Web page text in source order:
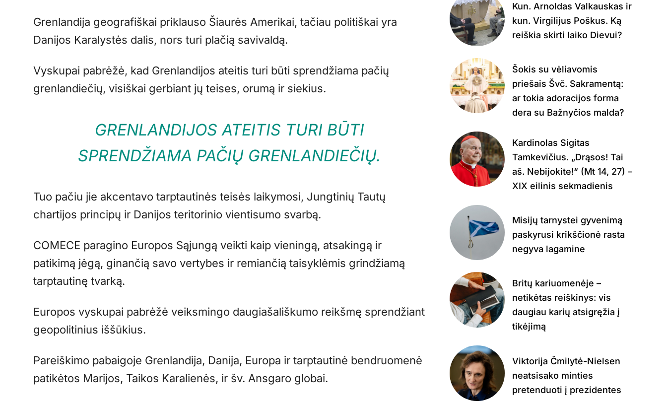
Grenlandija geografiškai priklauso Šiaurės Amerikai, tačiau politiškai yra
Danijos Karalystės dalis, nors turi plačią savivaldą.
Vyskupai pabrėžė, kad Grenlandijos ateitis turi būti sprendžiama pačių
grenlandiečių, visiškai gerbiant jų teises, orumą ir siekius.
GRENLANDIJOS ATEITIS TURI BŪTI
SPRENDŽIAMA PAČIŲ GRENLANDIEČIŲ.
Tuo pačiu jie akcentavo tarptautinės teisės laikymosi, Jungtinių Tautų
chartijos principų ir Danijos teritorinio vientisumo svarbą.
COMECE paragino Europos Sąjungą veikti kaip vieningą, atsakingą ir
patikimą jėgą, ginančią savo vertybes ir remiančią taisyklėmis grindžiamą
tarptautinę tvarką.
Europos vyskupai pabrėžė veiksmingo daugiašališkumo reikšmę sprendžiant
geopolitinius iššūkius.
Pareiškimo pabaigoje Grenlandija, Danija, Europa ir tarptautinė bendruomenė
patikėtos Marijos, Taikos Karalienės, ir šv. Ansgaro globai.
Kun. Arnoldas Valkauskas ir
kun. Virgilijus Poškus. Ką
reiškia skirti laiko Dievui?
Šokis su vėliavomis
priešais Švč. Sakramentą:
ar tokia adoracijos forma
dera su Bažnyčios malda?
Kardinolas Sigitas
Tamkevičius. „Drąsos! Tai
aš. Nebijokite!“ (Mt 14, 27) –
XIX eilinis sekmadienis
Misijų tarnystei gyvenimą
paskyrusi krikščionė rasta
negyva lagamine
Britų kariuomenėje –
netikėtas reiškinys: vis
daugiau karių atsigręžia į
tikėjimą
Viktorija Čmilytė-Nielsen
neatsisako minties
pretenduoti į prezidentes